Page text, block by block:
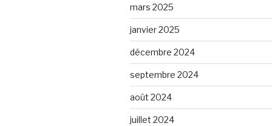
mars 2025
janvier 2025
décembre 2024
septembre 2024
août 2024
juillet 2024